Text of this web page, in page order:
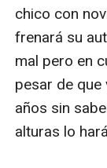
chico con
frenará su
mal pero en
pesar de
años sin
alturas lo